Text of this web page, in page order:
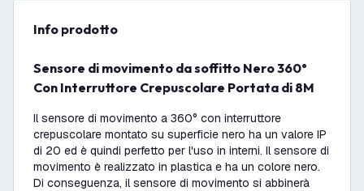
info prodotto
Sensore di movimento da soffitto Nero 360°
Con Interruttore Crepuscolare Portata di 8M
Il sensore di movimento a 360° con interruttore
crepuscolare montato su superficie nero ha un valore IP
di 20 ed è quindi perfetto per l'uso in interni. Il sensore di
movimento è realizzato in plastica e ha un colore nero.
Di conseguenza, il sensore di movimento si abbinerà